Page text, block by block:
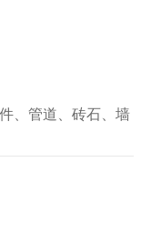
、管道、砖石、墙